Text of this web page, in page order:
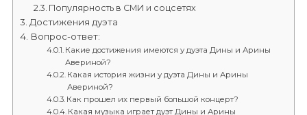
Популярность в СМИ и соцсетях
Достижения дуэта
Вопрос-ответ:
Какие достижения имеются у дуэта Дины и Арины
Авериной?
Какая история жизни у дуэта Дины и Арины
Авериной?
Как прошел их первый большой концерт?
Какая музыка играет дуэт Дины и Арины